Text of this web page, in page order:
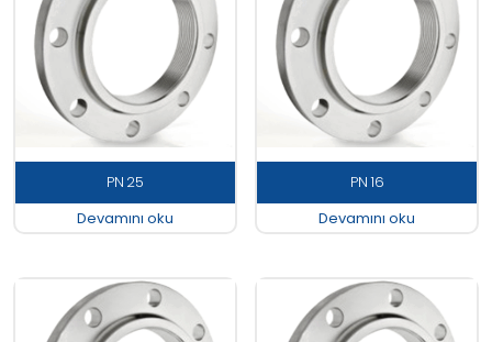
PN 25
Devamını oku
PN 16
Devamını oku